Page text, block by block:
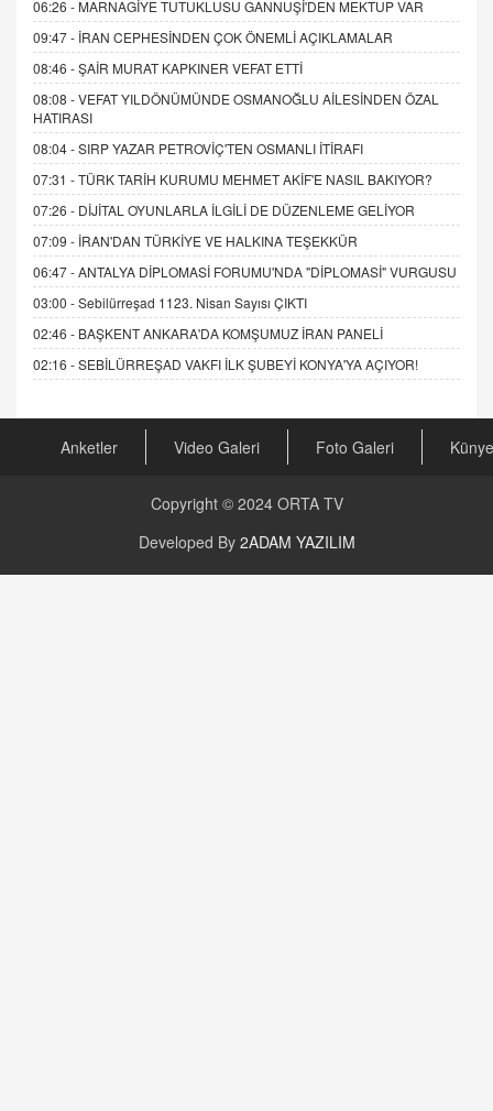
06:26 - MARNAGİYE TUTUKLUSU GANNUŞİ'DEN MEKTUP VAR
09:47 - İRAN CEPHESİNDEN ÇOK ÖNEMLİ AÇIKLAMALAR
08:46 -ŞAİR MURAT KAPKINER VEFAT ETTİ
08:08 -VEFAT YILDÖNÜMÜNDE OSMANOĞLU AİLESİNDEN ÖZAL
HATIRASI
08:04 -SIRP YAZAR PETROVİÇ'TEN OSMANLI İTİRAFI
07:31 -TÜRK TARİH KURUMU MEHMET AKİF'E NASIL BAKIYOR?
07:26 - DİJİTAL OYUNLARLA İLGİLİ DE DÜZENLEME GELİYOR
07:09 - İRAN'DAN TÜRKİYE VE HALKINA TEŞEKKÜR
06:47 -ANTALYA DİPLOMASİ FORUMU'NDA "DİPLOMASİ" VURGUSU
03:00 -Sebilürreşad 1123. Nisan Sayısı ÇIKTI
02:46 - BAŞKENT ANKARA'DA KOMŞUMUZ İRAN PANELİ
02:16 -SEBİLÜRREŞAD VAKFI İLK ŞUBEYİ KONYA'YA AÇIYOR!
Anketler Video Galeri Foto Galeri Künye
Copyright © 2024 ORTA TV
Developed By 2ADAM YAZILIM